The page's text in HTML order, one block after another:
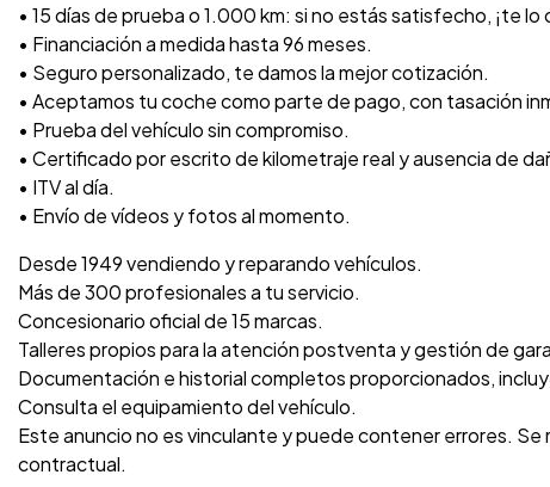
• 15 días de prueba o 1.000 km: si no estás satisfecho, ¡te lo
• Financiación a medida hasta 96 meses.
• Seguro personalizado, te damos la mejor cotización.
• Aceptamos tu coche como parte de pago, con tasación
• Prueba del vehículo sin compromiso.
• Certificado por escrito de kilometraje real y ausencia de
• ITV al día.
• Envío de vídeos y fotos al momento.
Desde 1949 vendiendo y reparando vehículos.
Más de 300 profesionales a tu servicio.
Concesionario oficial de 15 marcas.
Talleres propios para la atención postventa y gestión de
Documentación e historial completos proporcionados,
Consulta el equipamiento del vehículo.
Este anuncio no es vinculante y puede contener errores.
contractual.